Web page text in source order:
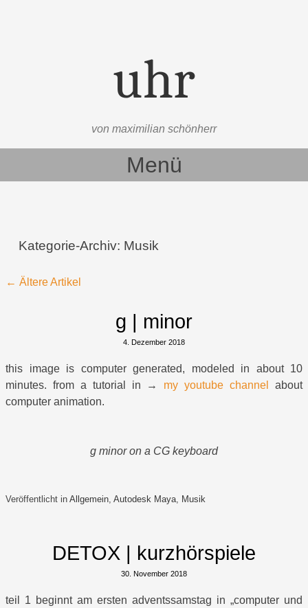
uhr
von maximilian schönherr
Menü
Kategorie-Archiv: Musik
Beitragsnavigation
← Ältere Artikel
g | minor
4. Dezember 2018
this image is computer generated, modeled in about 10
minutes. from a tutorial in → my youtube channel
about
computer animation.
g minor on a CG keyboard
Veröffentlicht in Allgemein, Autodesk Maya, Musik
DETOX | kurzhörspiele
30. November 2018
teil 1 beginnt am ersten adventssamstag in „computer und